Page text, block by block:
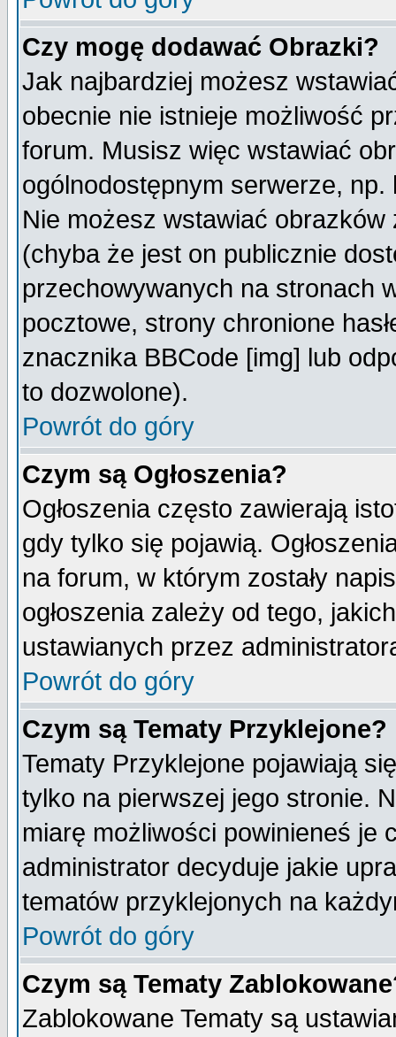
Czy mogę dodawać Obrazki?
Jak najbardziej możesz
obecnie nie istnieje możliwość
forum. Musisz więc wstawiać
ogólnodostępnym serwerze,
Nie możesz wstawiać
(chyba że jest on publicznie
przechowywanych na stronach
pocztowe, strony chronione
znacznika BBCode [img] lub
to dozwolone).
Powrót do góry
Czym są Ogłoszenia?
Ogłoszenia często zawierają
gdy tylko się pojawią.
na forum, w którym zostały
ogłoszenia zależy od tego,
ustawianych przez
Powrót do góry
Czym są Tematy Przyklejone?
Tematy Przyklejone pojawiają
tylko na pierwszej jego stronie.
miarę możliwości powinieneś je
administrator decyduje jakie
tematów przyklejonych na
Powrót do góry
Czym są Tematy
Zablokowane Tematy są